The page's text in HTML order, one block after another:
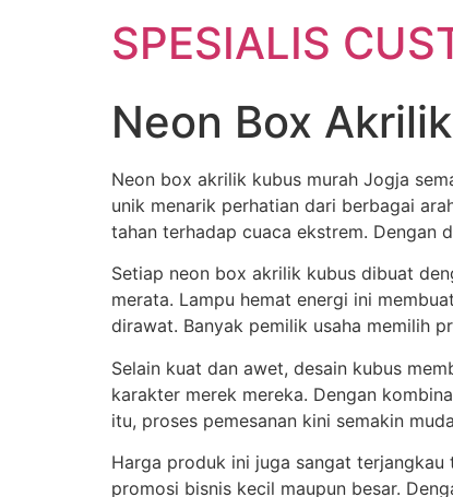
SPESIALIS
Neon Box
Neon box akrilik kubus murah Jogja
unik menarik perhatian dari berbagai
tahan terhadap cuaca ekstrem. Dengan
Setiap neon box akrilik kubus dibuat
merata. Lampu hemat energi ini
dirawat. Banyak pemilik usaha memilih
Selain kuat dan awet, desain kubus
karakter merek mereka. Dengan
itu, proses pemesanan kini semakin
Harga produk ini juga sangat
promosi bisnis kecil maupun besar.